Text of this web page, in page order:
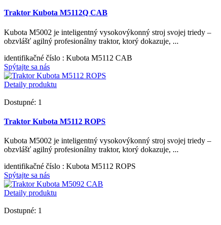
Traktor Kubota M5112Q CAB
Kubota M5002 je inteligentný vysokovýkonný stroj svojej triedy –
obzvlášť agilný profesionálny traktor, ktorý dokazuje, ...
identifikačné číslo : Kubota M5112 CAB
Spýtajte sa nás
Detaily produktu
Dostupné: 1
Traktor Kubota M5112 ROPS
Kubota M5002 je inteligentný vysokovýkonný stroj svojej triedy –
obzvlášť agilný profesionálny traktor, ktorý dokazuje, ...
identifikačné číslo : Kubota M5112 ROPS
Spýtajte sa nás
Detaily produktu
Dostupné: 1